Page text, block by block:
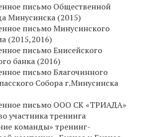
письмо Общественной
Минусинска (2015)
письмо Минусинского
(2015,2016)
письмо Енисейского
банка (2016)
письмо Благочинного
Собора г.Минусинска
письмо ООО СК «ТРИАДА»
участника тренинга
команды» тренинг-